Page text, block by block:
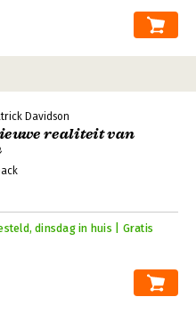
Davidson
realiteit van
dinsdag in huis | Gratis